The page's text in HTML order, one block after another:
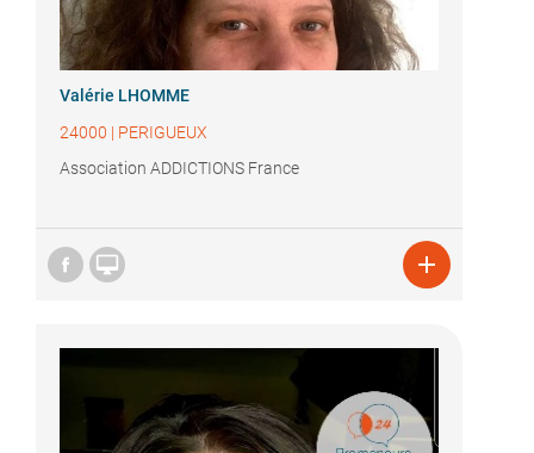
Valérie LHOMME
24000 | PERIGUEUX
Association ADDICTIONS France
 